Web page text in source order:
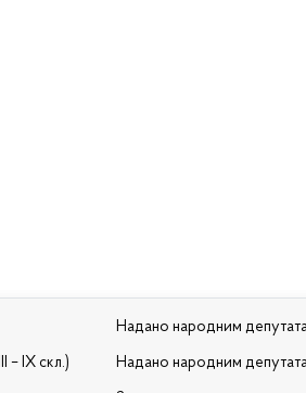
– IX скл.)
Надано народним
Надано народним